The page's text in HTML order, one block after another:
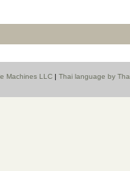
Machines LLC | Thai language by